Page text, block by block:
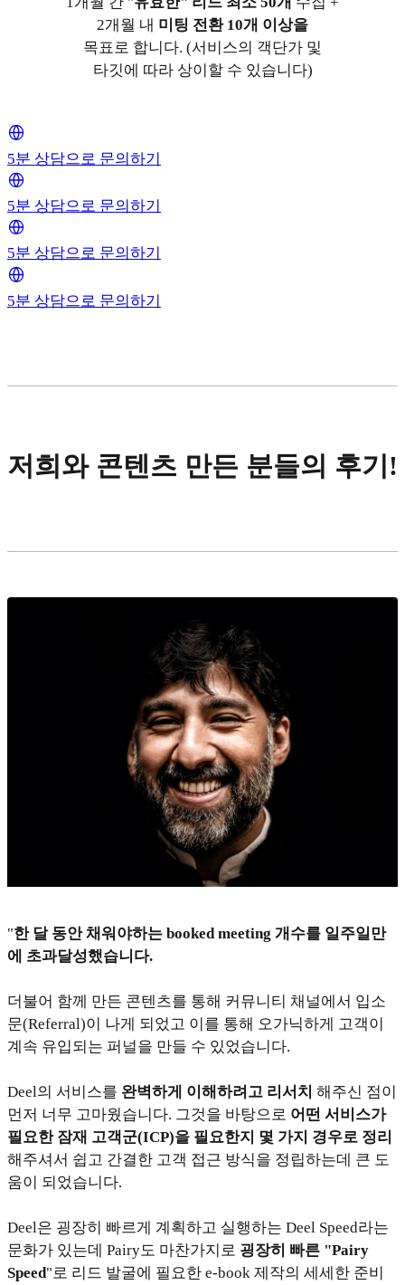
2개월 내 미팅 전환 10개 이상을
목표로 합니다. (서비스의 객단가 및
타깃에 따라 상이할 수 있습니다)
5분 상담으로 문의하기
5분 상담으로 문의하기
5분 상담으로 문의하기
5분 상담으로 문의하기
저희와 콘텐츠 만든 분들의 후기!
"한 달 동안 채워야하는 booked meeting 개수를 일주일만
에 초과달성했습니다.
더불어 함께 만든 콘텐츠를 통해 커뮤니티 채널에서 입소
문(Referral)이 나게 되었고 이를 통해 오가닉하게 고객이
계속 유입되는 퍼널을 만들 수 있었습니다.
Deel의 서비스를 완벽하게 이해하려고 리서치 해주신 점이
먼저 너무 고마웠습니다. 그것을 바탕으로 어떤 서비스가
필요한 잠재 고객군(ICP)을 필요한지 몇 가지 경우로 정리
해주셔서 쉽고 간결한 고객 접근 방식을 정립하는데 큰 도
움이 되었습니다.
Deel은 굉장히 빠르게 계획하고 실행하는 Deel Speed라는
문화가 있는데 Pairy도 마찬가지로 굉장히 빠른 "Pairy
Speed"로 리드 발굴에 필요한 e-book 제작의 세세한 준비